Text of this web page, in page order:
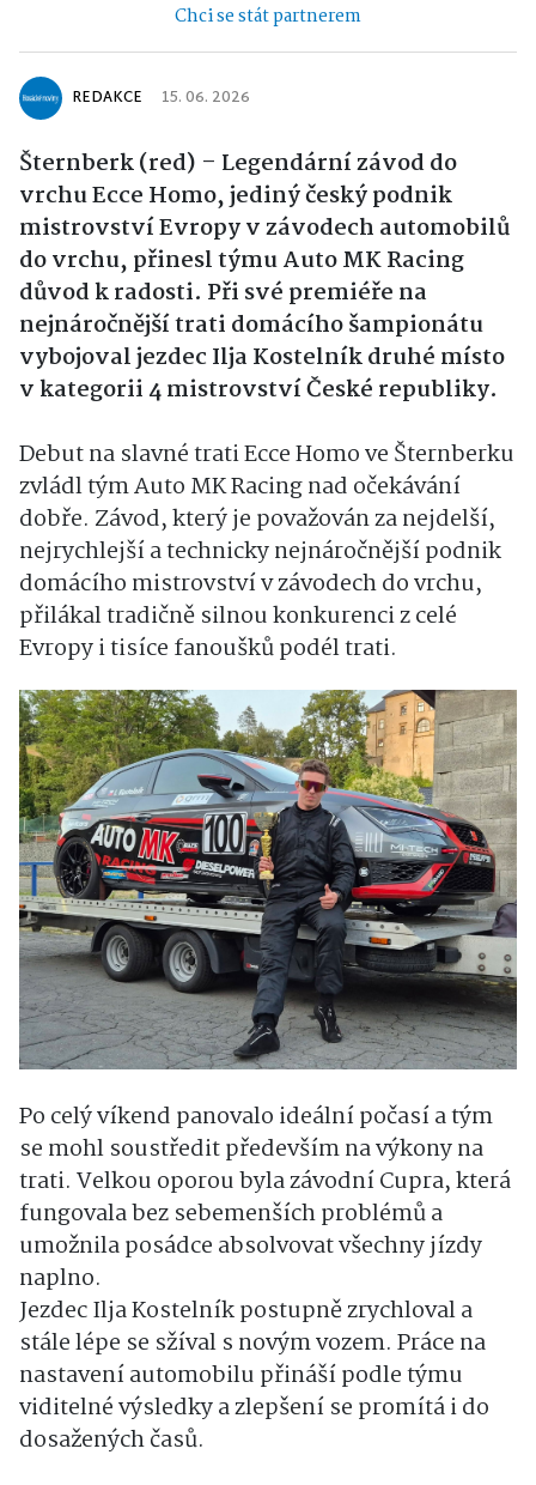
Chci se stát partnerem
REDAKCE 15. 06. 2026
Šternberk (red) – Legendární závod do
vrchu Ecce Homo, jediný český podnik
mistrovství Evropy v závodech automobilů
do vrchu, přinesl týmu Auto MK Racing
důvod k radosti. Při své premiéře na
nejnáročnější trati domácího šampionátu
vybojoval jezdec Ilja Kostelník druhé místo
v kategorii 4 mistrovství České republiky.
Debut na slavné trati Ecce Homo ve Šternberku
zvládl tým Auto MK Racing nad očekávání
dobře. Závod, který je považován za nejdelší,
nejrychlejší a technicky nejnáročnější podnik
domácího mistrovství v závodech do vrchu,
přilákal tradičně silnou konkurenci z celé
Evropy i tisíce fanoušků podél trati.
Po celý víkend panovalo ideální počasí a tým
se mohl soustředit především na výkony na
trati. Velkou oporou byla závodní Cupra, která
fungovala bez sebemenších problémů a
umožnila posádce absolvovat všechny jízdy
naplno.
Jezdec Ilja Kostelník postupně zrychloval a
stále lépe se sžíval s novým vozem. Práce na
nastavení automobilu přináší podle týmu
viditelné výsledky a zlepšení se promítá i do
dosažených časů.